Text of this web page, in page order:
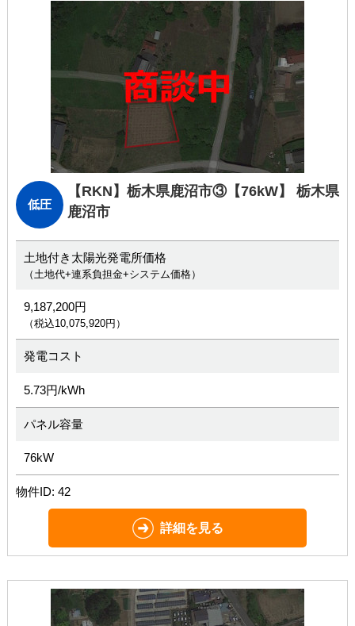
低圧
【RKN】栃木県鹿沼市③【76kW】 栃木県
鹿沼市
土地付き太陽光発電所価格
（土地代+連系負担金+システム価格）
9,187,200円
（税込10,075,920円）
発電コスト
5.73円/kWh
パネル容量
76kW
物件ID: 42
詳細を見る